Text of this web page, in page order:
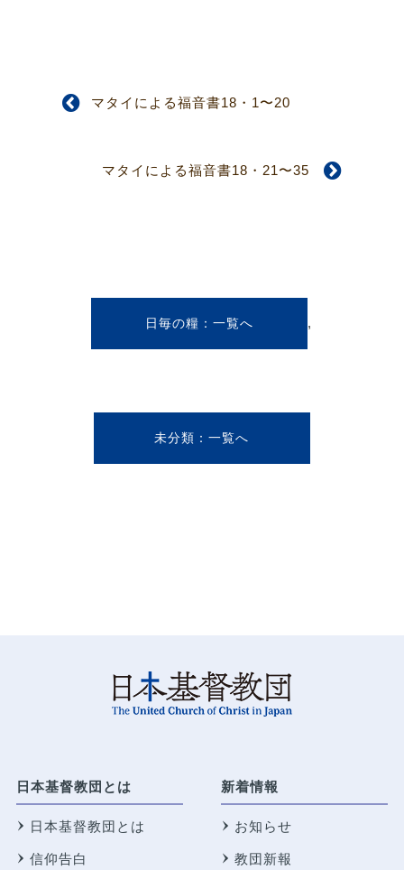
マタイによる福音書18・1〜20
マタイによる福音書18・21〜35
日毎の糧 ,
未分類
日本基督教団とは
日本基督教団とは
信仰告白
新着情報
お知らせ
教団新報